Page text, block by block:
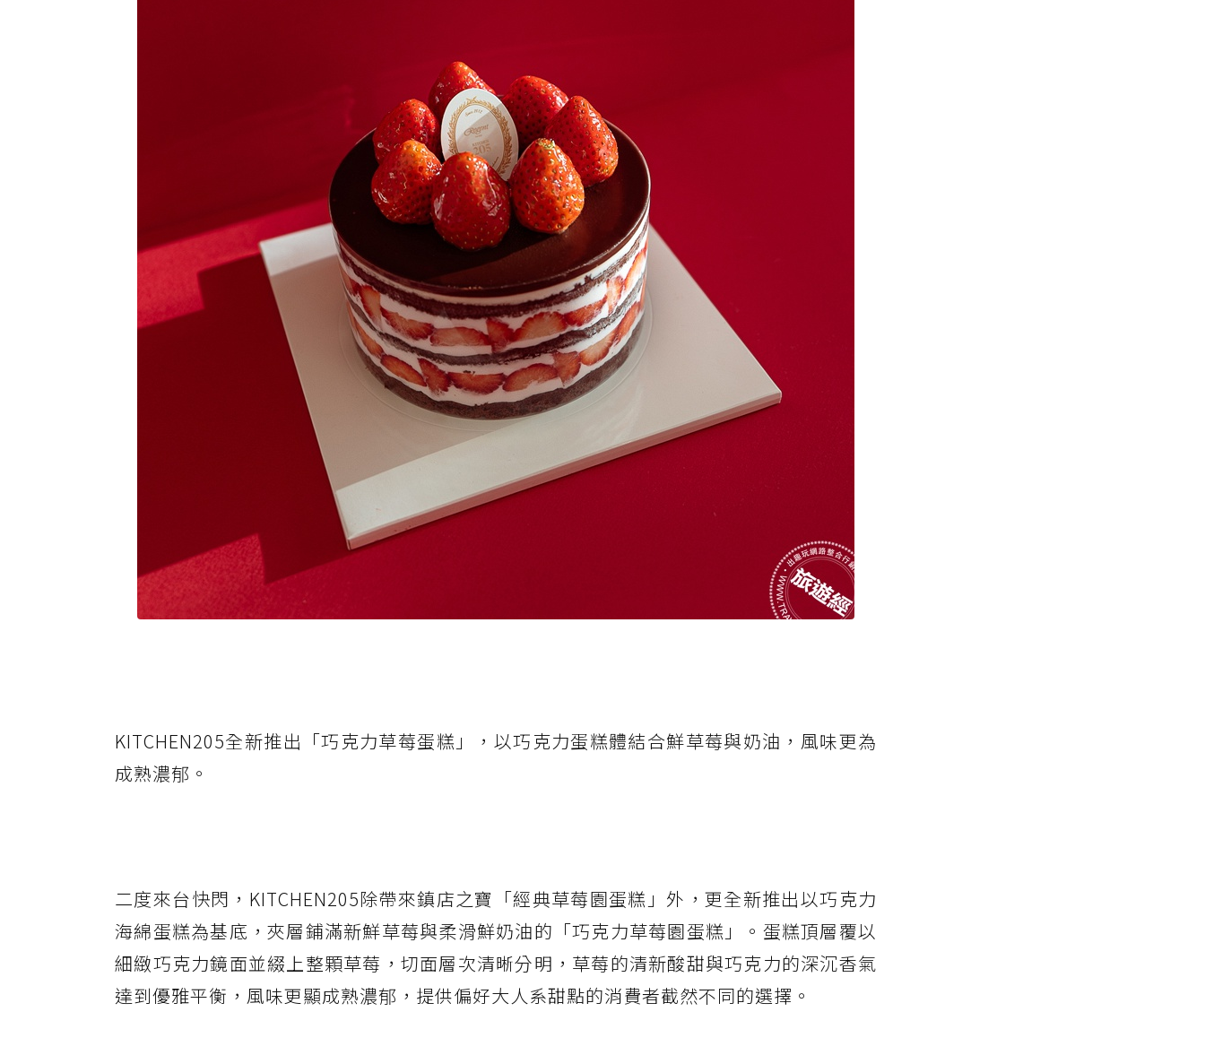
KITCHEN205全新推出「巧克力草莓蛋糕」，以巧克力蛋糕體結合鮮草莓與奶油，風味更為
成熟濃郁。
二度來台快閃，KITCHEN205除帶來鎮店之寶「經典草莓園蛋糕」外，更全新推出以巧克力
海綿蛋糕為基底，夾層鋪滿新鮮草莓與柔滑鮮奶油的「巧克力草莓園蛋糕」。蛋糕頂層覆以
細緻巧克力鏡面並綴上整顆草莓，切面層次清晰分明，草莓的清新酸甜與巧克力的深沉香氣
達到優雅平衡，風味更顯成熟濃郁，提供偏好大人系甜點的消費者截然不同的選擇。